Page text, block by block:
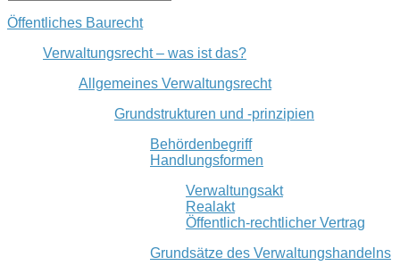
Öffentliches Baurecht
Verwaltungsrecht – was ist das?
Allgemeines Verwaltungsrecht
Grundstrukturen und -prinzipien
Behördenbegriff
Handlungsformen
Verwaltungsakt
Realakt
Öffentlich-rechtlicher Vertrag
Grundsätze des Verwaltungshandelns